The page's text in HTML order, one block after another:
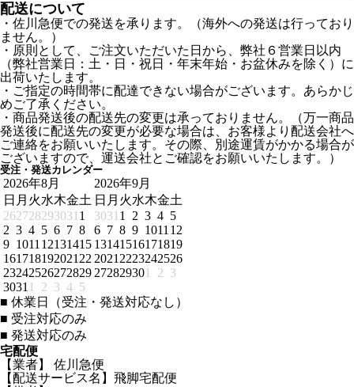
配送について
・佐川急便での発送を承ります。（海外への発送は行っており
ません。）
・原則として、ご注文いただいた日から、弊社６営業日以内
（弊社営業日：土・日・祝日・年末年始・お盆休みを除く）に
出荷いたします。
・ご指定の時間帯に配達できない場合がございます。あらかじ
めご了承ください。
・商品発送後の配送先の変更は承っておりません。（万一商品
発送後に配送先の変更が必要な場合は、お客様より配送会社へ
ご連絡をお願いいたします。その際、別途運賃がかかる場合が
ございますので、運送会社とご確認をお願いいたします。）
受注・発送カレンダー
2026年8月
日 月 火水木金土
262728293031 1
2 3 4 5 6 7 8
9 1011 12131415
161718192021 22
23242526272829
3031 1 2 3 4 5
2026年9月
日 月 火水木金土
3031 1 2 3 4 5
6 7 8 9 1011 12
13141516171819
2021 2223242526
272829301 2 3
■ 休業日（受注・発送対応なし）
■ 受注対応のみ
■ 発送対応のみ
宅配便
【業者】 佐川急便
【配送サービス名】飛脚宅配便